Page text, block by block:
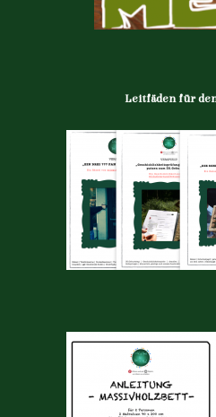
Leitfäden für